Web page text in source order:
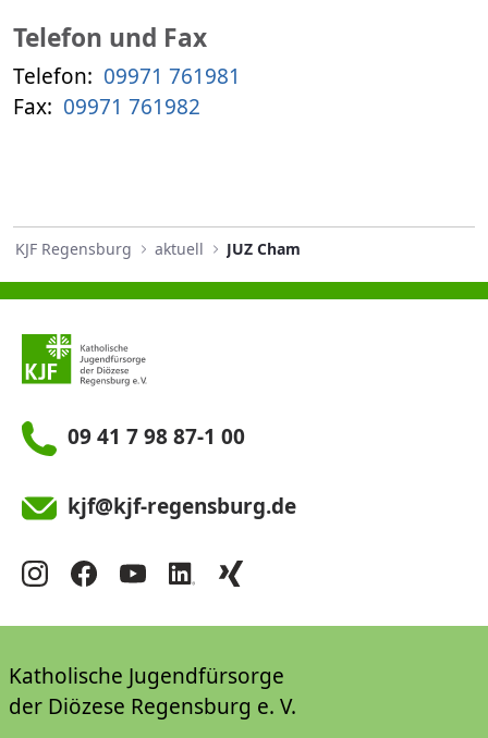
Telefon und Fax
Telefon: 09971 761981
Fax: 09971 761982
KJF Regensburg aktuell JUZ Cham
09 41 7 98 87-1 00
kjf@kjf-regensburg.de
Katholische Jugendfürsorge
der Diözese Regensburg e. V.